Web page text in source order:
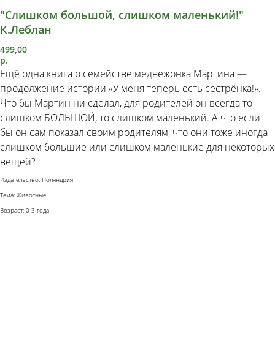
"Слишком большой, слишком маленький!"
К.Леблан
499,00
р.
Ещё одна книга о семействе медвежонка Мартина —
продолжение истории «У меня теперь есть сестрёнка!».
Что бы Мартин ни сделал, для родителей он всегда то
слишком БОЛЬШОЙ, то слишком маленький. А что если
бы он сам показал своим родителям, что они тоже иногда
слишком большие или слишком маленькие для некоторых
вещей?
Издательство: Поляндрия
Тема: Животные
Возраст: 0-3 года